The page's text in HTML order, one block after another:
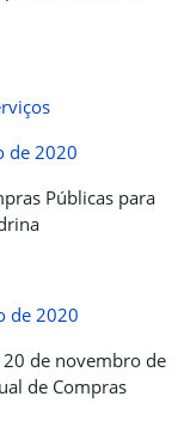
de 2020
Públicas para
de 2020
de novembro de
de Compras